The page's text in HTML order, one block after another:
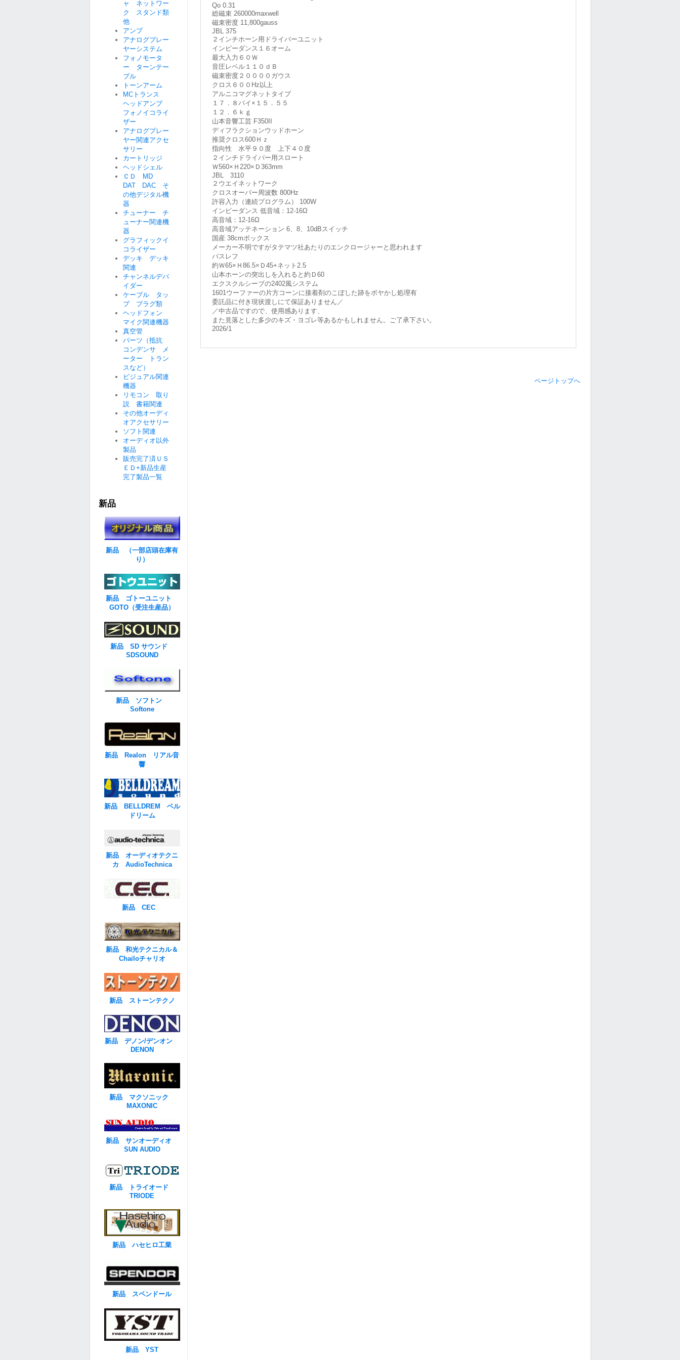
Qo 0.31
総磁束 260000maxwell
磁束密度 11,800gauss
JBL 375
２インチホーン用ドライバーユニット
インピーダンス１６オーム
最大入力６０Ｗ
音圧レベル１１０ｄＢ
磁束密度２００００ガウス
クロス６００Hz以上
アルニコマグネットタイプ
１７．８パイ×１５．５５
１２．６ｋｇ
山本音響工芸 F350II
ディフラクションウッドホーン
推奨クロス600Ｈｚ
指向性 水平９０度 上下４０度
２インチドライバー用スロート
Ｗ560×Ｈ220×Ｄ363mm
JBL 3110
２ウエイネットワーク
クロスオーバー周波数 800Hz
許容入力（連続プログラム） 100W
インピーダンス 低音域：12-16Ω
高音域：12-16Ω
高音域アッテネーション 6、8、10dBスイッチ
国産 38cmボックス
メーカー不明ですがタテマツ社あたりのエンクロージャーと思われます
バスレフ
約Ｗ65×Ｈ86.5×Ｄ45+ネット2.5
山本ホーンの突出しを入れると約Ｄ60
エクスクルシーブの2402風システム
1601ウーファーの片方コーンに接着剤のこぼした跡をボヤかし処理有
委託品に付き現状渡しにて保証ありません／
／中古品ですので、使用感あります、
また見落とした多少のキズ・ヨゴレ等あるかもしれません。ご了承下さい。
2026/1
ページトップへ
ャ ネットワー
ク スタンド類
他
アンプ
アナログプレー
ヤーシステム
フォノモータ
ー ターンテー
ブル
トーンアーム
MCトランス
ヘッドアンプ
フォノイコライ
ザー
アナログプレー
ヤー関連アクセ
サリー
カートリッジ
ヘッドシェル
ＣＤ MD
DAT DAC そ
の他デジタル機
器
チューナー チ
ューナー関連機
器
グラフィックイ
コライザー
デッキ デッキ
関連
チャンネルデバ
イダー
ケーブル タッ
プ プラグ類
ヘッドフォン
マイク関連機器
真空管
パーツ（抵抗
コンデンサ メ
ーター トラン
スなど）
ビジュアル関連
機器
リモコン 取り
説 書籍関連
その他オーディ
オアクセサリー
ソフト関連
オーディオ以外
製品
販売完了済ＵＳ
ＥＤ+新品生産
完了製品一覧
新品
新品 （一部店頭在庫有
り）
新品 ゴトーユニット
GOTO（受注生産品）
新品 SD サウンド
SDSOUND
新品 ソフトン
Softone
新品 Realon リアル音
響
新品 BELLDREM ベル
ドリーム
新品 オーディオテクニ
カ AudioTechnica
新品 CEC
新品 和光テクニカル＆
Chailoチャリオ
新品 ストーンテクノ
新品 デノン/デンオン
DENON
新品 マクソニック
MAXONIC
新品 サンオーディオ
SUN AUDIO
新品 トライオード
TRIODE
新品 ハセヒロ工業
新品 スペンドール
新品 YST